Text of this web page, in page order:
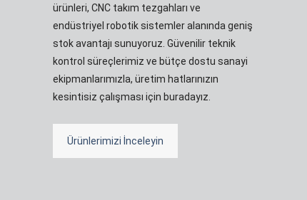
ürünleri, CNC takım tezgahları ve
endüstriyel robotik sistemler alanında geniş
stok avantajı sunuyoruz. Güvenilir teknik
kontrol süreçlerimiz ve bütçe dostu sanayi
ekipmanlarımızla, üretim hatlarınızın
kesintisiz çalışması için buradayız.
Ürünlerimizi İnceleyin